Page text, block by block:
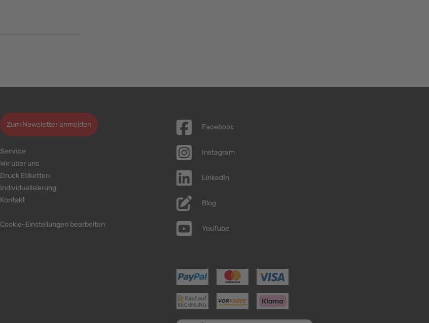
Zum Newsletter anmelden
Service
Wir über uns
Druck Etiketten
Individualisierung
Kontakt
Cookie-Einstellungen bearbeiten
Facebook
Instagram
LinkedIn
Blog
YouTube